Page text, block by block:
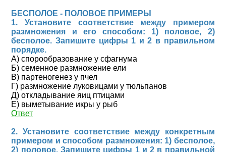
БЕСПОЛОЕ - ПОЛОВОЕ ПРИМЕРЫ
1. Установите соответствие между примером
размножения и его способом: 1) половое, 2)
бесполое. Запишите цифры 1 и 2 в правильном
порядке.
А) спорообразование у сфагнума
Б) семенное размножение ели
В) партеногенез у пчел
Г) размножение луковицами у тюльпанов
Д) откладывание яиц птицами
Е) выметывание икры у рыб
Ответ
2. Установите соответствие между конкретным
примером и способом размножения: 1) бесполое,
2) половое. Запишите цифры 1 и 2 в правильной